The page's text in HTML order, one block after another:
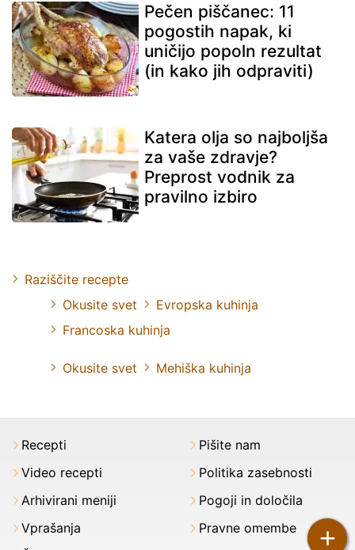
+
Pečen piščanec: 11
pogostih napak, ki
uničijo popoln rezultat
(in kako jih odpraviti)
Katera olja so najboljša
za vaše zdravje?
Preprost vodnik za
pravilno izbiro
Raziščite recepte
Okusite svet
Evropska kuhinja
Francoska kuhinja
Okusite svet Mehiška kuhinja
Recepti
Video recepti
Arhivirani meniji
Vprašanja
Pišite nam
Politika zasebnosti
Pogoji in določila
Pravne omembe